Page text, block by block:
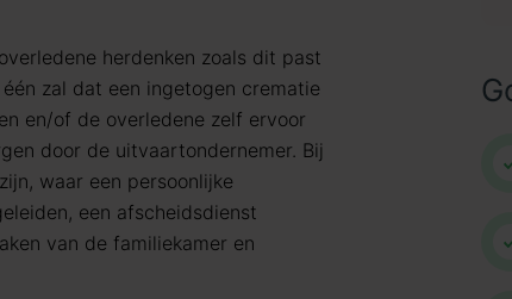
herdenken zoals dit past
zal dat een ingetogen crematie
en/of de overledene zelf ervoor
door de uitvaartondernemer. Bij
waar een persoonlijke
een afscheidsdienst
van de familiekamer en